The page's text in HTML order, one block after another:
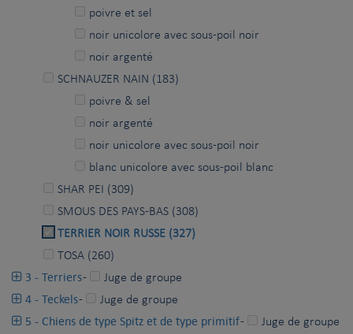
poivre et sel
noir unicolore avec sous-poil noir
noir argenté
SCHNAUZER NAIN (183)
poivre & sel
noir argenté
noir unicolore avec sous-poil noir
blanc unicolore avec sous-poil blanc
SHAR PEI (309)
SMOUS DES PAYS-BAS (308)
TERRIER NOIR RUSSE (327)
TOSA (260)
3 - Terriers- Juge de groupe
4 - Teckels- Juge de groupe
5 - Chiens de type Spitz et de type primitif- Juge de groupe